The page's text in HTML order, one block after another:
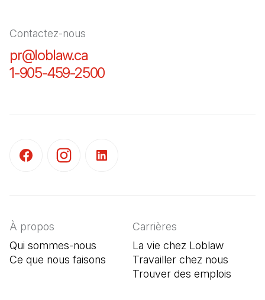
Contactez-nous
pr@loblaw.ca
1-905-459-2500
À propos
Qui sommes-nous
Ce que nous faisons
Carrières
La vie chez Loblaw
Travailler chez nous
Trouver des emplois